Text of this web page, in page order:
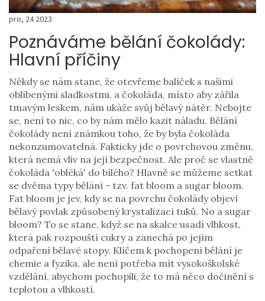
pro, 24 2023
Poznáváme bělání čokolády:
Hlavní příčiny
Někdy se nám stane, že otevřeme balíček s našimi
oblíbenými sladkostmi, a čokoláda, místo aby zářila
tmavým leskem, nám ukáže svůj bělavý nátěr. Nebojte
se, není to nic, co by nám mělo kazit náladu. Bělání
čokolády není známkou toho, že by byla čokoláda
nekonzumovatelná. Fakticky jde o povrchovou změnu,
která nemá vliv na její bezpečnost. Ale proč se vlastně
čokoláda 'obléká' do bílého? Hlavně se můžeme setkat
se dvěma typy bělání - tzv. fat bloom a sugar bloom.
Fat bloom je jev, kdy se na povrchu čokolády objeví
bělavý povlak způsobený krystalizací tuků. No a sugar
bloom? To se stane, když se na skalce usadí vlhkost,
která pak rozpouští cukry a zanechá po jejím
odpaření bělavé stopy. Klíčem k pochopení bělání je
chemie a fyzika, ale není potřeba mít vysokoškolské
vzdělání, abychom pochopili, že to má něco dočinění s
teplotou a vlhkostí.